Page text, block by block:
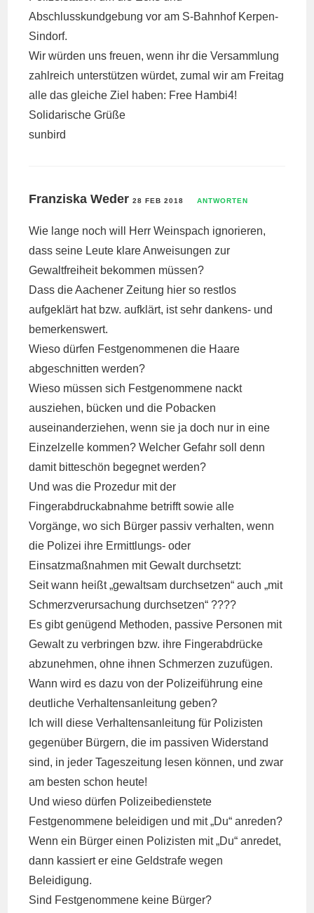
Abschlusskundgebung vor am S-Bahnhof Kerpen-
Sindorf.
Wir würden uns freuen, wenn ihr die Versammlung
zahlreich unterstützen würdet, zumal wir am Freitag
alle das gleiche Ziel haben: Free Hambi4!
Solidarische Grüße
sunbird
Franziska Weder 28 FEB 2018 ANTWORTEN
Wie lange noch will Herr Weinspach ignorieren,
dass seine Leute klare Anweisungen zur
Gewaltfreiheit bekommen müssen?
Dass die Aachener Zeitung hier so restlos
aufgeklärt hat bzw. aufklärt, ist sehr dankens- und
bemerkenswert.
Wieso dürfen Festgenommenen die Haare
abgeschnitten werden?
Wieso müssen sich Festgenommene nackt
ausziehen, bücken und die Pobacken
auseinanderziehen, wenn sie ja doch nur in eine
Einzelzelle kommen? Welcher Gefahr soll denn
damit bitteschön begegnet werden?
Und was die Prozedur mit der
Fingerabdruckabnahme betrifft sowie alle
Vorgänge, wo sich Bürger passiv verhalten, wenn
die Polizei ihre Ermittlungs- oder
Einsatzmaßnahmen mit Gewalt durchsetzt:
Seit wann heißt „gewaltsam durchsetzen“ auch „mit
Schmerzverursachung durchsetzen“ ????
Es gibt genügend Methoden, passive Personen mit
Gewalt zu verbringen bzw. ihre Fingerabdrücke
abzunehmen, ohne ihnen Schmerzen zuzufügen.
Wann wird es dazu von der Polizeiführung eine
deutliche Verhaltensanleitung geben?
Ich will diese Verhaltensanleitung für Polizisten
gegenüber Bürgern, die im passiven Widerstand
sind, in jeder Tageszeitung lesen können, und zwar
am besten schon heute!
Und wieso dürfen Polizeibedienstete
Festgenommene beleidigen und mit „Du“ anreden?
Wenn ein Bürger einen Polizisten mit „Du“ anredet,
dann kassiert er eine Geldstrafe wegen
Beleidigung.
Sind Festgenommene keine Bürger?